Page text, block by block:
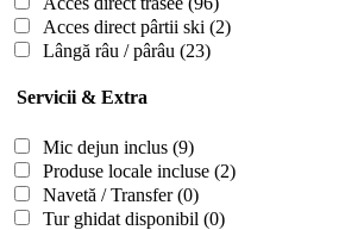
Acces direct pârtii ski (2)
Lângă râu / pârâu (23)
Servicii & Extra
Mic dejun inclus (9)
Produse locale incluse (2)
Navetă / Transfer(0)
Tur ghidat disponibil (0)